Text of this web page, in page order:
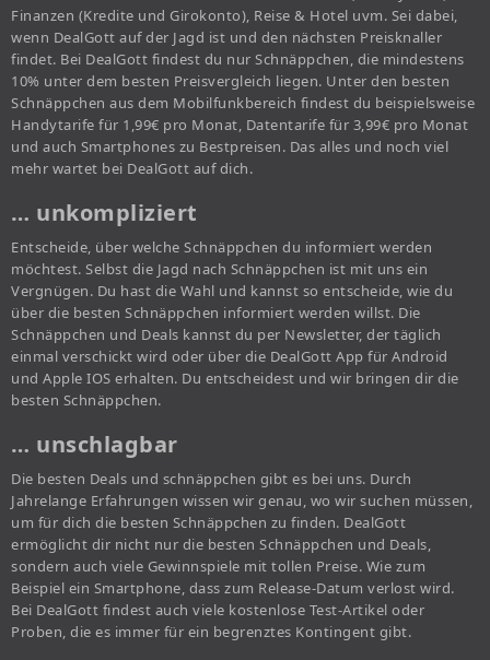
Finanzen (Kredite und Girokonto), Reise & Hotel uvm. Sei dabei,
wenn DealGott auf der Jagd ist und den nächsten Preisknaller
findet. Bei DealGott findest du nur Schnäppchen, die mindestens
10% unter dem besten Preisvergleich liegen. Unter den besten
Schnäppchen aus dem Mobilfunkbereich findest du beispielsweise
Handytarife für 1,99€ pro Monat, Datentarife für 3,99€ pro Monat
und auch Smartphones zu Bestpreisen. Das alles und noch viel
mehr wartet bei DealGott auf dich.
… unkompliziert
Entscheide, über welche Schnäppchen du informiert werden
möchtest. Selbst die Jagd nach Schnäppchen ist mit uns ein
Vergnügen. Du hast die Wahl und kannst so entscheide, wie du
über die besten Schnäppchen informiert werden willst. Die
Schnäppchen und Deals kannst du per Newsletter, der täglich
einmal verschickt wird oder über die DealGott App für Android
und Apple IOS erhalten. Du entscheidest und wir bringen dir die
besten Schnäppchen.
… unschlagbar
Die besten Deals und schnäppchen gibt es bei uns. Durch
Jahrelange Erfahrungen wissen wir genau, wo wir suchen müssen,
um für dich die besten Schnäppchen zu finden. DealGott
ermöglicht dir nicht nur die besten Schnäppchen und Deals,
sondern auch viele Gewinnspiele mit tollen Preise. Wie zum
Beispiel ein Smartphone, dass zum Release-Datum verlost wird.
Bei DealGott findest auch viele kostenlose Test-Artikel oder
Proben, die es immer für ein begrenztes Kontingent gibt.